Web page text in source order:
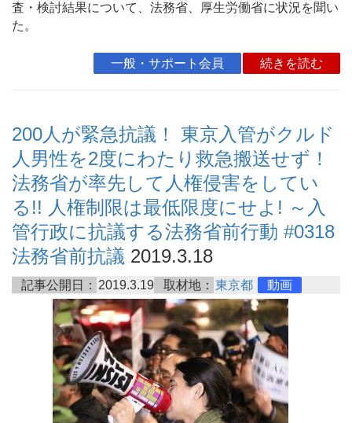
査・検討結果について、法務省、厚生労働省に状況を聞い
た。
一般・サポート会員 続きを読む
200人が緊急抗議！ 東京入管がクルド
人男性を2度にわたり救急搬送せず！
法務省が率先して人権侵害をしてい
る!! 人権制限は最低限度にせよ! ～入
管行政に抗議する法務省前行動 #0318
法務省前抗議 2019.3.18
記事公開日： 2019.3.19 取材地： 東京都 動画